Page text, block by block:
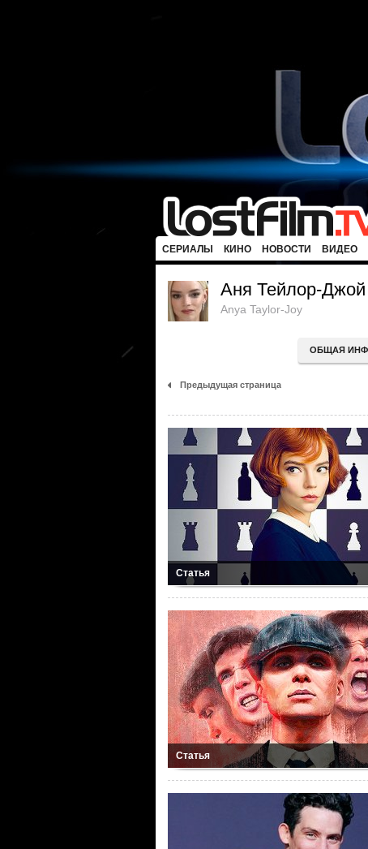
СЕРИАЛЫ КИНО НОВОСТИ ВИДЕО
Аня Тейлор-Джой
Anya Taylor-Joy
ОБЩАЯ
Предыдущая страница
Статья
Статья